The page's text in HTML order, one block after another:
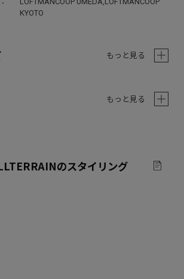
KYOTO
もっと見る
もっと見る
のスタイリング